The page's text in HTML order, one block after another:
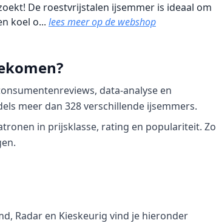
De roestvrijstalen ijsemmer is ideaal om
koel o... lees meer op de webshop
data‑analyse en
meer dan 328 verschillende ijsemmers.
in prijsklasse, rating en populariteit. Zo
Radar en Kieskeurig vind je hieronder